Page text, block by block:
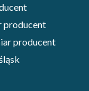
producent
producent